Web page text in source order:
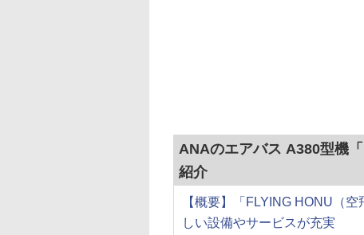
ANAのエアバス A380型機
紹介
【概要】「FLYING HONU（
しい設備やサービスが充実